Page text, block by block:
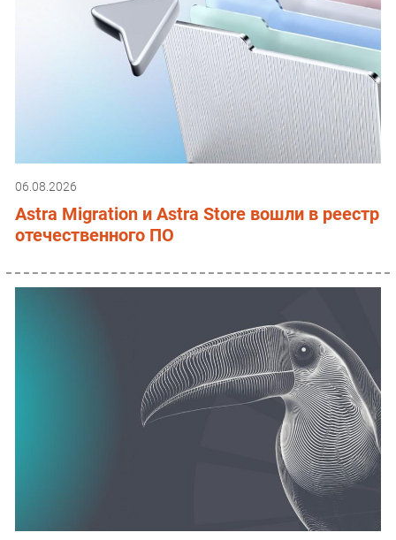
06.08.2026
Astra Migration и Astra Store вошли в реестр
отечественного ПО